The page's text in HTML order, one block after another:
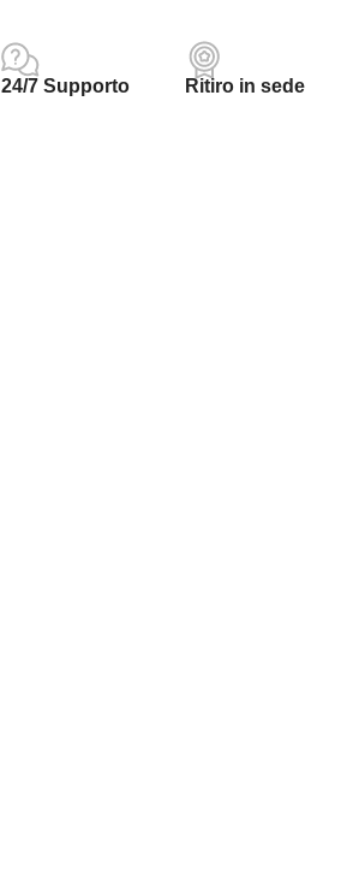
24/7 Supporto Ritiro in sede